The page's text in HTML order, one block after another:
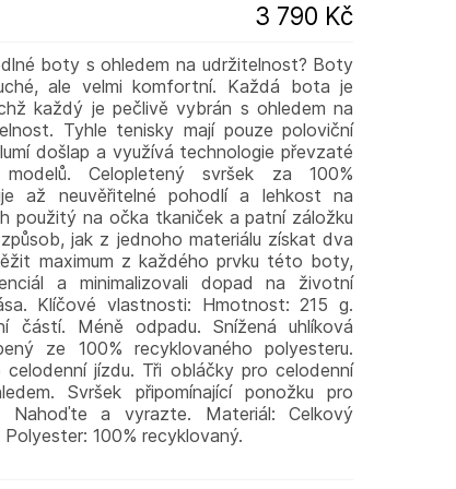
3 790 Kč
boty s ohledem na udržitelnost? Boty
ale velmi komfortní. Každá bota je
každý je pečlivě vybrán s ohledem na
Tyhle tenisky mají pouze poloviční
došlap a využívá technologie převzaté
Celopletený svršek za 100%
až neuvěřitelné pohodlí a lehkost na
použitý na očka tkaniček a patní záložku
jak z jednoho materiálu získat dva
maximum z každého prvku této boty,
a minimalizovali dopad na životní
Klíčové vlastnosti: Hmotnost: 215 g.
částí. Méně odpadu. Snížená uhlíková
ze 100% recyklovaného polyesteru.
jízdu. Tři obláčky pro celodenní
Svršek připomínající ponožku pro
Nahoďte a vyrazte. Materiál: Celkový
100% recyklovaný.